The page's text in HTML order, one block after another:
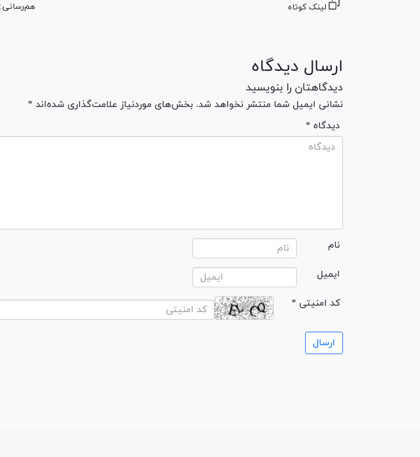
لینک کوتاه هم‌رسانی:
ارسال دیدگاه
دیدگاهتان را بنویسید
نشانی ایمیل شما منتشر نخواهد شد. بخش‌های موردنیاز علامت‌گذاری شده‌اند *
* دیدگاه
نام
ایمیل
* کد امنیتی